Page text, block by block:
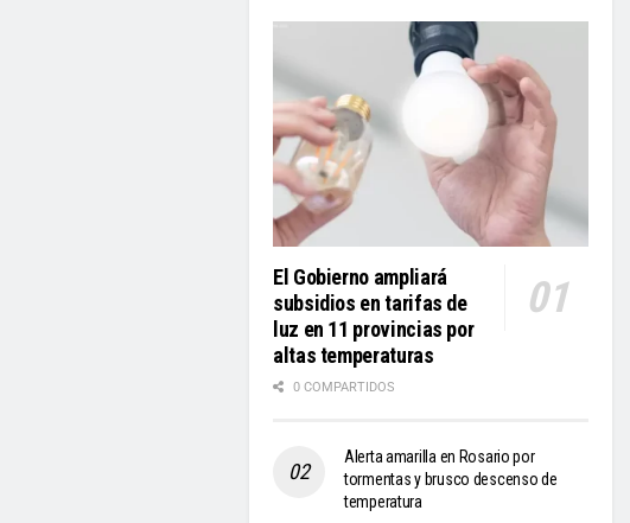
El Gobierno ampliará
subsidios en tarifas de
luz en 11 provincias por
altas temperaturas
0 COMPARTIDOS
Alerta amarilla en Rosario por
tormentas y brusco descenso de
temperatura